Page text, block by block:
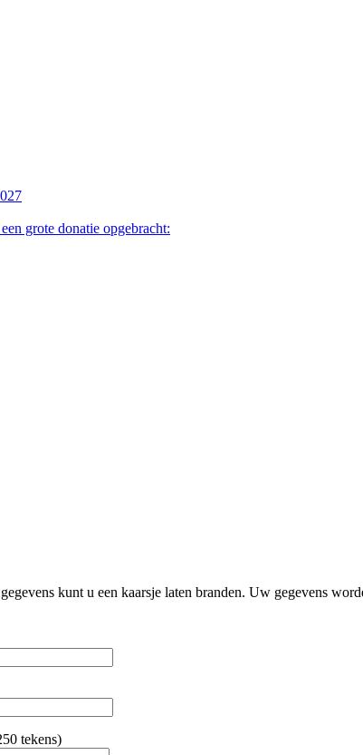
grote donatie opgebracht:
kunt u een kaarsje laten branden. Uw gegevens
tekens)